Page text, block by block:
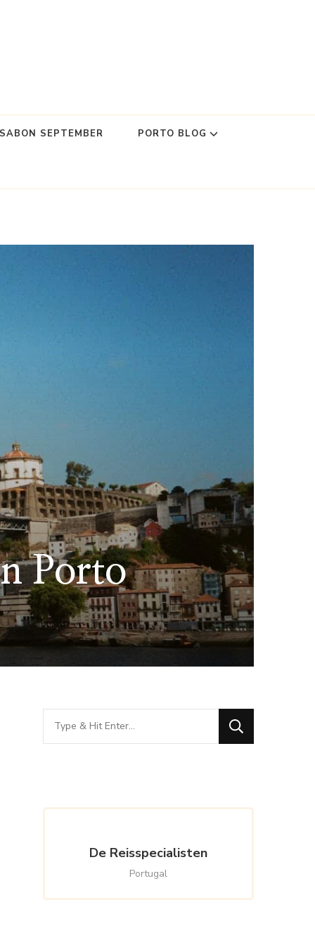
SEPTEMBER PORTO BLOG
Porto
Looking
for
De Reisspecialisten
Portugal